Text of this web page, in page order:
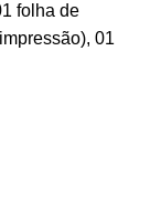
folha de
01